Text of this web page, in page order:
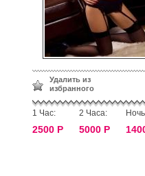
Удалить из
избранного
1 Час:
2500 Р
2 Часа:
5000 Р